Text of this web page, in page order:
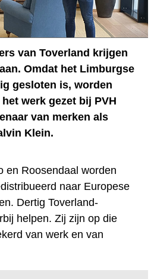
van Toverland krijgen
Omdat het Limburgse
gesloten is, worden
werk gezet bij PVH
van merken als
Klein.
en Roosendaal worden
naar Europese
Dertig Toverland-
helpen. Zij zijn op die
van werk en van